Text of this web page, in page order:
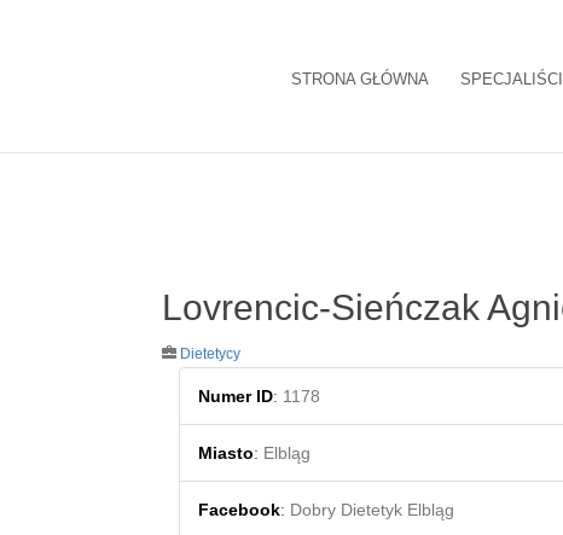
STRONA GŁÓWNA
Lovrencic-Sieńczak
Dietetycy
Numer ID: 1178
Miasto: Elbląg
Facebook: Dobry Dietetyk Elbląg